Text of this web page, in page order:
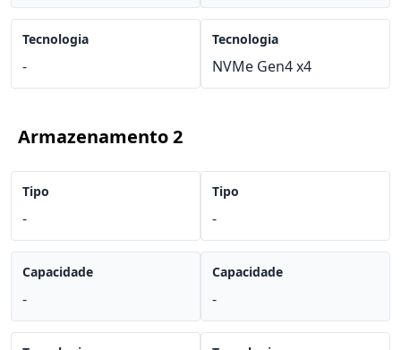
Tecnologia
-
Tecnologia
NVMe Gen4 x4
Armazenamento 2
Tipo
-
Capacidade
-
Tipo
-
Capacidade
-